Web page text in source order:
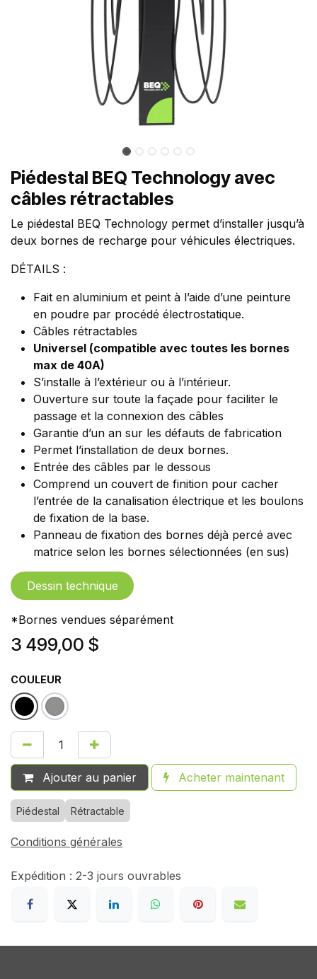
Piédestal BEQ Technology avec
câbles rétractables
Le piédestal BEQ Technology permet d’installer jusqu’à
deux bornes de recharge pour véhicules électriques.
DÉTAILS :
Fait en aluminium et peint à l’aide d’une peinture
en poudre par procédé électrostatique.
Câbles rétractables
Universel (compatible avec toutes les bornes
max de 40A)
S’installe à l’extérieur ou à l’intérieur.
Ouverture sur toute la façade pour faciliter le
passage et la connexion des câbles
Garantie d’un an sur les défauts de fabrication
Permet l’installation de deux bornes.
Entrée des câbles par le dessous
Comprend un couvert de finition pour cacher
l’entrée de la canalisation électrique et les boulons
de fixation de la base.
Panneau de fixation des bornes déjà percé avec
matrice selon les bornes sélectionnées (en sus)
Dessin technique
*Bornes vendues séparément
3 499,00 $
COULEUR
Ajouter au panier Acheter maintenant
Piédestal Rétractable
Conditions générales
Expédition : 2-3 jours ouvrables